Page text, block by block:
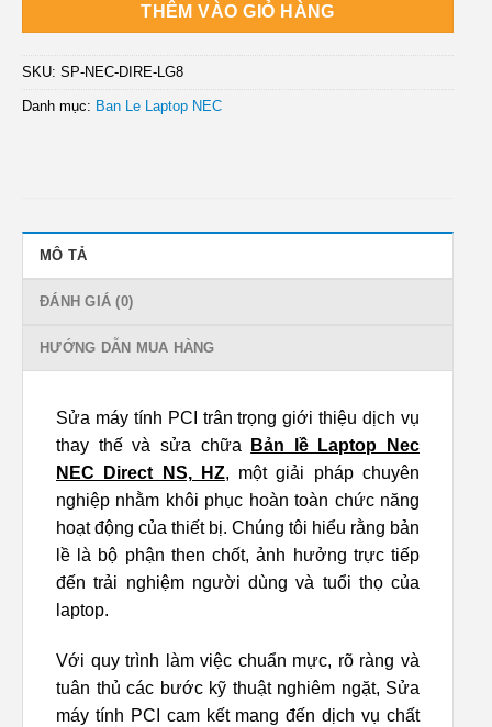
THÊM VÀO GIỎ HÀNG
SKU: SP-NEC-DIRE-LG8
Danh mục: Ban Le Laptop NEC
MÔ TẢ
ĐÁNH GIÁ (0)
HƯỚNG DẪN MUA HÀNG
Sửa máy tính PCI trân trọng giới thiệu dịch vụ
thay thế và sửa chữa
Bản lề Laptop Nec
NEC Direct NS, HZ, một giải pháp chuyên
nghiệp nhằm khôi phục hoàn toàn chức năng
hoạt động của thiết bị. Chúng tôi hiểu rằng bản
lề là bộ phận then chốt, ảnh hưởng trực tiếp
đến trải nghiệm người dùng và tuổi thọ của
laptop.
Với quy trình làm việc chuẩn mực, rõ ràng và
tuân thủ các bước kỹ thuật nghiêm ngặt, Sửa
máy tính PCI cam kết mang đến dịch vụ chất